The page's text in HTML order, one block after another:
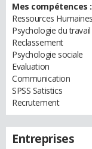
Mes compétences :
Ressources Humaines
Psychologie du travail
Reclassement
Psychologie sociale
Evaluation
Communication
SPSS Satistics
Recrutement
Entreprises